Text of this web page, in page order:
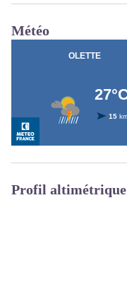
Météo
Profil altimétrique